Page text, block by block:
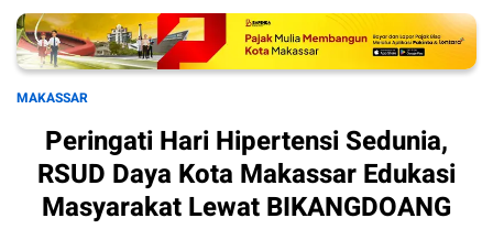
MAKASSAR
Peringati Hari Hipertensi Sedunia,
RSUD Daya Kota Makassar Edukasi
Masyarakat Lewat BIKANGDOANG